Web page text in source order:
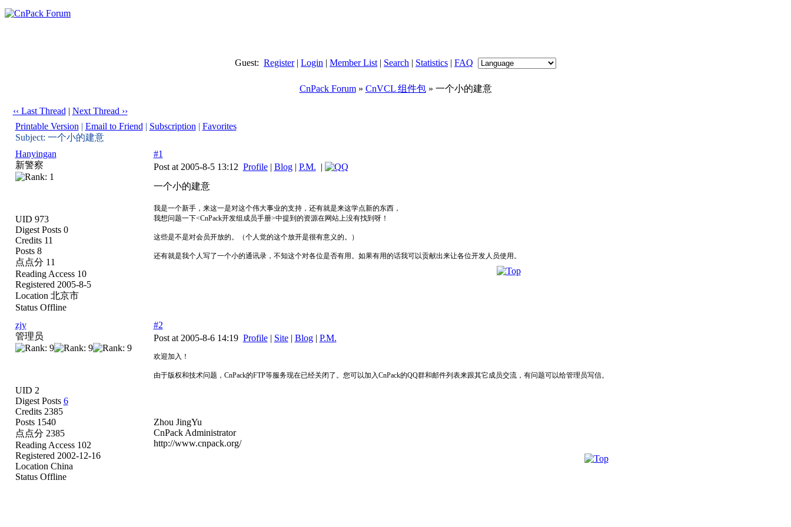
Guest: Register| Login | Member List | Search | Statistics | FAQ
CnPack Forum» CnVCL 组件包» 一个小的建意
‹‹ Last Thread | Next Thread ››
Printable Version | Email to Friend | Subscription | Favorites
Subject: 一个小的建意
Hanyingan
新警察
UID 973
Digest Posts 0
Credits 11
Posts 8
点点分 11
Reading Access 10
Registered 2005-8-5
Location 北京市
Status Offline
#1
Post at 2005-8-5 13:12 Profile| Blog| P.M. |
一个小的建意
我是一个新手，来这一是对这个伟大事业的支持，还有就是来这学点新的东西，
我想问题一下<CnPack开发组成员手册>中提到的资源在网站上没有找到呀！
这些是不是对会员开放的。（个人觉的这个放开是很有意义的。）
还有就是我个人写了一个小的通讯录，不知这个对各位是否有用。如果有用的话我可以贡献出来让各位开发人员使用。
zjy
管理员
UID 2
Digest Posts 6
Credits 2385
Posts 1540
点点分 2385
Reading Access 102
Registered 2002-12-16
Location China
Status Offline
#2
Post at 2005-8-6 14:19 Profile| Site| Blog| P.M.
欢迎加入！
由于版权和技术问题，CnPack的FTP等服务现在已经关闭了。您可以加入CnPack的QQ群和邮件列表来跟其它成员交流，有问题可以给管理员写信。
Zhou JingYu
CnPack Administrator
http://www.cnpack.org/